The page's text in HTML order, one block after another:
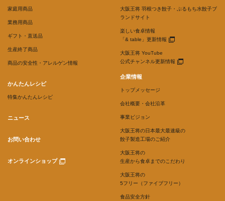
家庭用商品
業務用商品
ギフト・直送品
生産終了商品
商品の安全性・アレルゲン情報
大阪王将 羽根つき餃子・ぷるもち水餃子ブ
ランドサイト
楽しい食卓情報
「& table」更新情報
大阪王将 YouTube
公式チャンネル更新情報
かんたんレシピ
特集かんたんレシピ
ニュース
お問い合わせ
オンラインショップ
企業情報
トップメッセージ
会社概要・会社沿革
事業ビジョン
大阪王将の日本最大最速級の
餃子製造工場のご紹介
大阪王将の
生産から食卓までのこだわり
大阪王将の
5フリー（ファイブフリー）
食品安全方針